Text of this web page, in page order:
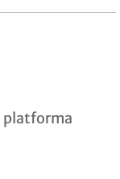
platforma